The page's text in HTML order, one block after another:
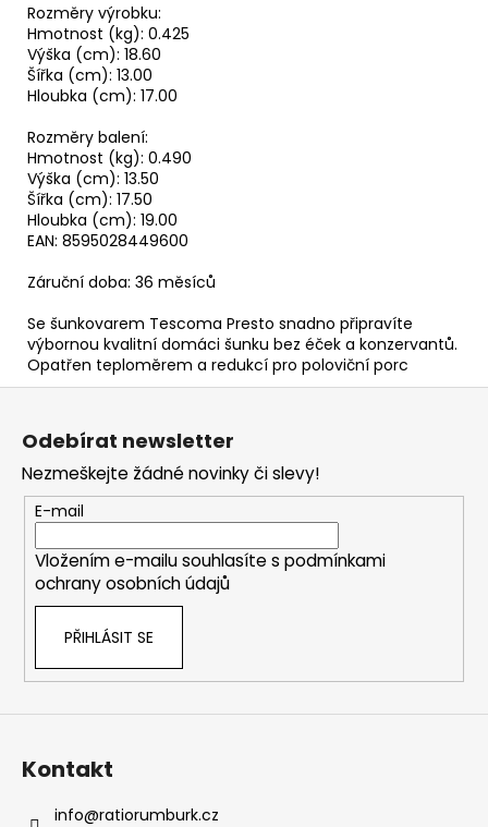
Rozměry výrobku:
Hmotnost (kg): 0.425
Výška (cm): 18.60
Šířka (cm): 13.00
Hloubka (cm): 17.00
Rozměry balení:
Hmotnost (kg): 0.490
Výška (cm): 13.50
Šířka (cm): 17.50
Hloubka (cm): 19.00
EAN: 8595028449600
Záruční doba: 36 měsíců
Se šunkovarem Tescoma Presto snadno připravíte
výbornou kvalitní domáci šunku bez éček a konzervantů.
Opatřen teploměrem a redukcí pro poloviční porc
Z
Odebírat newsletter
Nezmeškejte žádné novinky či slevy!
E-mail
Vložením e-mailu souhlasíte s podmínkami
ochrany osobních údajů
PŘIHLÁSIT SE
Kontakt
info@ratiorumburk.cz